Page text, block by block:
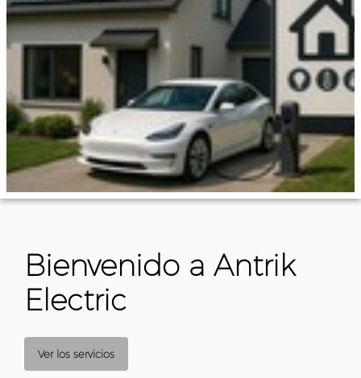
Bienvenido a Antrik
Electric
Ver los servicios